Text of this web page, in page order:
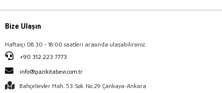
Bize Ulaşın
Haftaiçi 08:30 - 18:00 saatleri arasında ulaşabilirsiniz.
+90 312 223 7773
info@gazikitabevi.com.tr
Bahçelievler Mah. 53. Sok. No:29 Çankaya-Ankara